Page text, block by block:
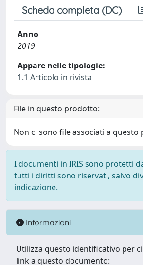
Scheda completa (DC)
Anno
2019
Appare nelle tipologie:
1.1 Articolo in rivista
File in questo prodotto:
Non ci sono file associati a questo
I documenti in IRIS sono protetti
tutti i diritti sono riservati, salvo
indicazione.
Informazioni
Utilizza questo identificativo per
link a questo documento: